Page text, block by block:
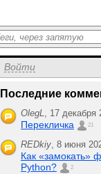
Войти
Последние
OlegL, 17 декабря
Перекличка 21
REDkiy, 8 июня
Как «замокать»
Python?
2